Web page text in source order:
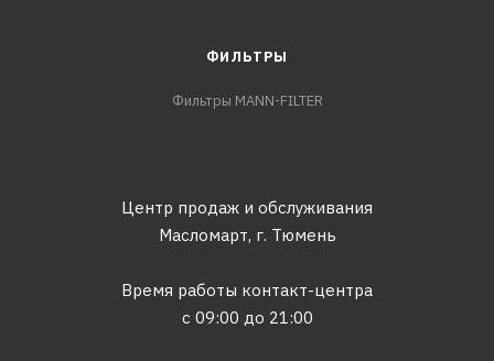
ФИЛЬТРЫ
Фильтры MANN-FILTER
Центр продаж и обслуживания
Масломарт, г. Тюмень
Время работы контакт-центра
с 09:00 до 21:00